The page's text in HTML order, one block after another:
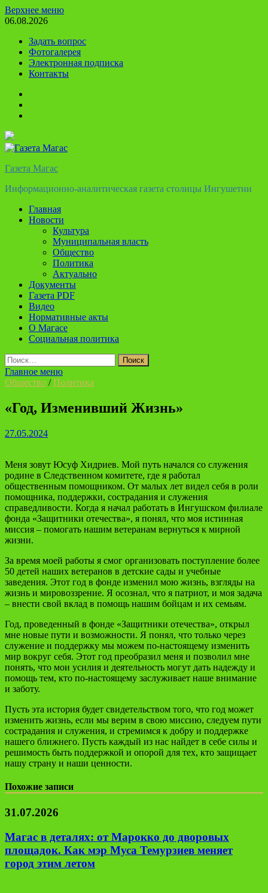
Перейти
к
Верхнее меню
06.08.2026
Задать вопрос
Фотогалерея
Электронная подписка
Контакты
Газета Магас
Информационно-аналитическая газета столицы Ингушетии
Главная
Новости
Культура
Муниципальная власть
Общество
Политика
Актуально
Документы
Газета PDF
Видео
Нормативные акты
О Магасе
Социальная политика
Найти:
Главное меню
Общество /Политика
«Год, Изменивший Жизнь»
27.05.2024
Меня зовут Юсуф Хидриев. Мой путь начался со служения
родине в Следственном комитете, где я работал
общественным помощником. От малых лет видел себя в роли
помощника, поддержки, сострадания и служения
справедливости. Когда я начал работать в Ингушском филиале
фонда «Защитники отечества», я понял, что моя истинная
миссия – помогать нашим ветеранам вернуться к мирной
жизни.
За время моей работы я смог организовать поступление более
50 детей наших ветеранов в детские сады и учебные
заведения. Этот год в фонде изменил мою жизнь, взгляды на
жизнь и мировоззрение. Я осознал, что я патриот, и моя задача
– внести свой вклад в помощь нашим бойцам и их семьям.
Год, проведенный в фонде «Защитники отечества», открыл
мне новые пути и возможности. Я понял, что только через
служение и поддержку мы можем по-настоящему изменить
мир вокруг себя. Этот год преобразил меня и позволил мне
понять, что мои усилия и деятельность могут дать надежду и
помощь тем, кто по-настоящему заслуживает наше внимание
и заботу.
Пусть эта история будет свидетельством того, что год может
изменить жизнь, если мы верим в свою миссию, следуем пути
сострадания и служения, и стремимся к добру и поддержке
нашего ближнего. Пусть каждый из нас найдет в себе силы и
решимость быть поддержкой и опорой для тех, кто защищает
нашу страну и наши ценности.
Похожие записи
31.07.2026
Магас в деталях: от Марокко до дворовых
площадок. Как мэр Муса Темурзиев меняет
город этим летом